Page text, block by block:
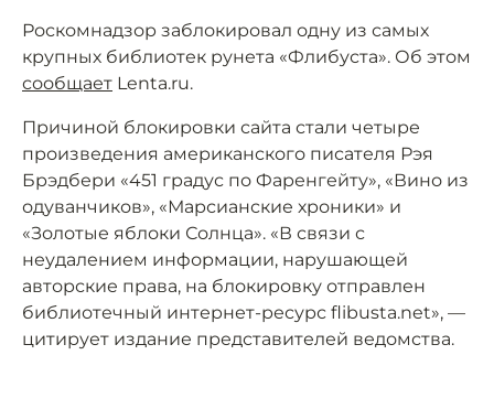
Роскомнадзор заблокировал одну из самых
крупных библиотек рунета «Флибуста». Об этом
сообщает Lenta.ru.
Причиной блокировки сайта стали четыре
произведения американского писателя Рэя
Брэдбери «451 градус по Фаренгейту», «Вино из
одуванчиков», «Марсианские хроники» и
«Золотые яблоки Солнца». «В связи с
неудалением информации, нарушающей
авторские права, на блокировку отправлен
библиотечный интернет-ресурс flibusta.net», —
цитирует издание представителей ведомства.